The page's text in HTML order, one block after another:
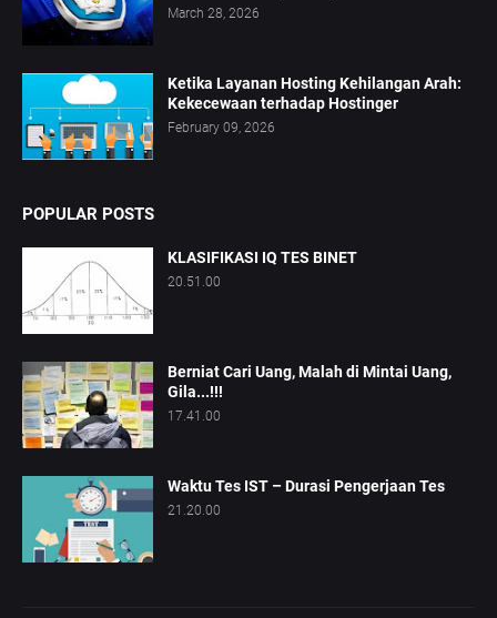
March 28, 2026
Ketika Layanan Hosting Kehilangan Arah:
Kekecewaan terhadap Hostinger
February 09, 2026
POPULAR POSTS
KLASIFIKASI IQ TES BINET
20.51.00
Berniat Cari Uang, Malah di Mintai Uang,
Gila...!!!
17.41.00
Waktu Tes IST – Durasi Pengerjaan Tes
21.20.00